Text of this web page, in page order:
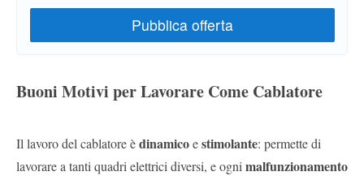
Buoni Motivi per Lavorare Come Cablatore
Il lavoro del cablatore èdinamicoestimolante: permette di
lavorare a tanti quadri elettrici diversi, e ogni malfunzionamento